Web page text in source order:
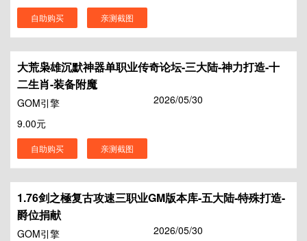
自助购买 亲测截图
大荒枭雄沉默神器单职业传奇论坛-三大陆-神力打造-十
二生肖-装备附魔
GOM引擎
2026/05/30
9.00元
自助购买 亲测截图
1.76剑之極复古攻速三职业GM版本库-五大陆-特殊打造-
爵位捐献
GOM引擎
2026/05/30